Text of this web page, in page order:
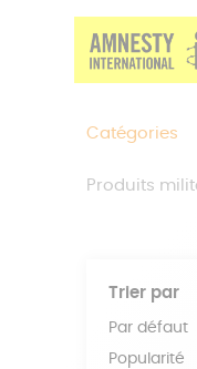
Catégories
Produits
Trier par
Par défaut
Popularité